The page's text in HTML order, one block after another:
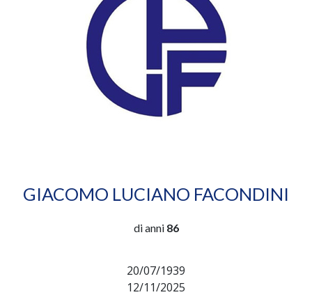
GIACOMO LUCIANO FACONDINI
di anni 86
20/07/1939
12/11/2025